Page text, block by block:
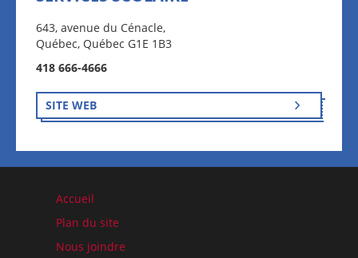
643, avenue du Cénacle,
Québec, Québec G1E 1B3
418 666-4666
SITE WEB
Accueil
Plan du site
Nous joindre